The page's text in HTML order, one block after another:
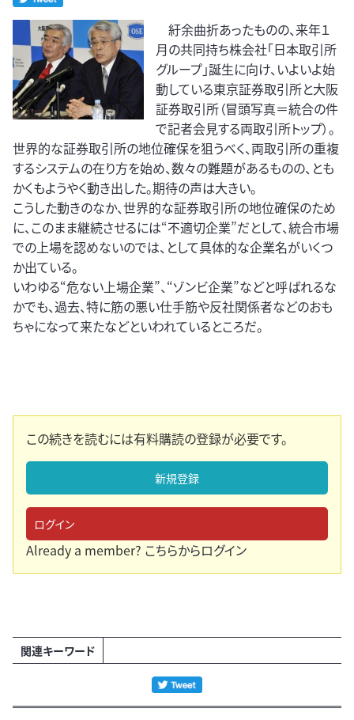
紆余曲折あったものの、来年１
月の共同持ち株会社「日本取引所
グループ」誕生に向け、いよいよ始
動している東京証券取引所と大阪
証券取引所（冒頭写真＝統合の件
で記者会見する両取引所トップ）。
世界的な証券取引所の地位確保を狙うべく、両取引所の重複
するシステムの在り方を始め、数々の難題があるものの、とも
かくもようやく動き出した。期待の声は大きい。
こうした動きのなか、世界的な証券取引所の地位確保のため
に、このまま継続させるには“不適切企業”だとして、統合市場
での上場を認めないのでは、として具体的な企業名がいくつ
か出ている。
いわゆる“危ない上場企業”、“ゾンビ企業”などと呼ばれるな
かでも、過去、特に筋の悪い仕手筋や反社関係者などのおも
ちゃになって来たなどといわれているところだ。
この続きを読むには有料購読の登録が必要です。
新規登録
ログイン
Already a member? こちらからログイン
関連キーワード